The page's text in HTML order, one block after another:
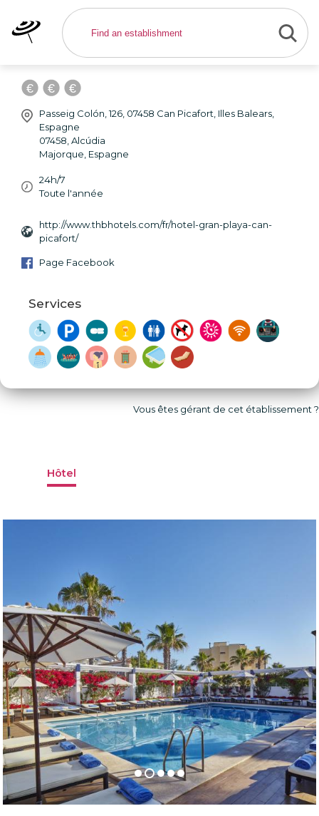
THB Gran Playa - Hôtel
Alcúdia
Passeig Colón, 126, 07458 Can Picafort, Illes Balears,
Espagne
07458 Alcúdia
Majorque Espagne
24h/7
Toute l'année
http://www.thbhotels.com/fr/hotel-gran-playa-can-
picafort/
Page Facebook
Services
Vous êtes gérant de cet établissement ?
Hôtel